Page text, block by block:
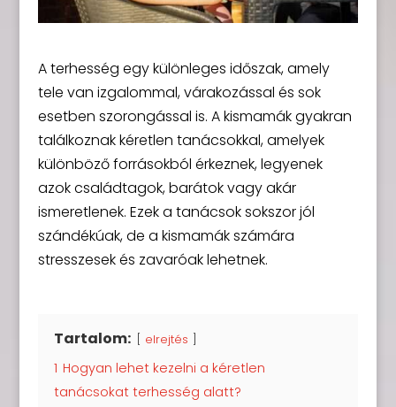
A terhesség egy különleges időszak, amely
tele van izgalommal, várakozással és sok
esetben szorongással is. A kismamák gyakran
találkoznak kéretlen tanácsokkal, amelyek
különböző forrásokból érkeznek, legyenek
azok családtagok, barátok vagy akár
ismeretlenek. Ezek a tanácsok sokszor jól
szándékúak, de a kismamák számára
stresszesek és zavaróak lehetnek.
Tartalom: elrejtés
1 Hogyan lehet kezelni a kéretlen
tanácsokat terhesség alatt?